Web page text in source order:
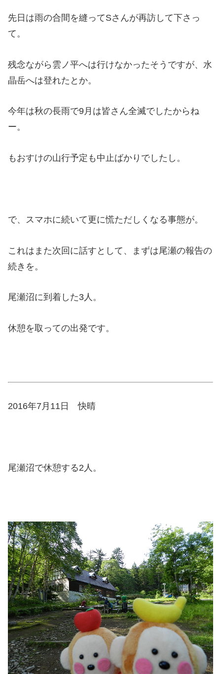
先日は雨の合間を縫ってSさんが再訪して下さっ
て。
残念ながら雲ノ平へは行けなかったそうですが、水
晶岳へは登れたとか。
今年は秋の長雨で9月は皆さん全滅でしたからね
ー。
もおすけの山行予定も中止ばかりでしたし。
で、スマホに続いて更に慌ただしくなる事態が。
これはまた次回に話すとして、まずは尾瀬の報告の
続きを。
尾瀬沼に到着した3人。
休憩を取っての出発です。
2016年7月11日 快晴
尾瀬沼で休憩する2人。